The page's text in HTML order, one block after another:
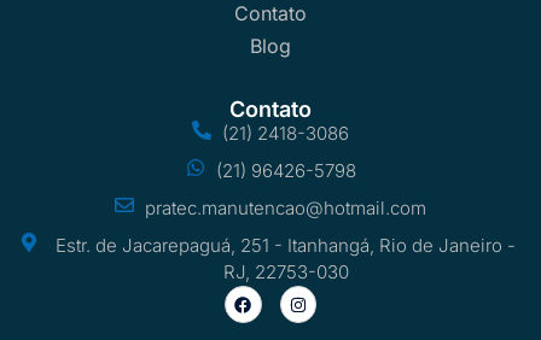
Contato
Blog
Contato
(21) 2418-3086
(21) 96426-5798
pratec.manutencao@hotmail.com
Estr. de Jacarepaguá, 251 - Itanhangá, Rio de Janeiro -
RJ, 22753-030